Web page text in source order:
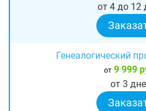
от 4 до 12
Генеалогический
от 9 999
от 3